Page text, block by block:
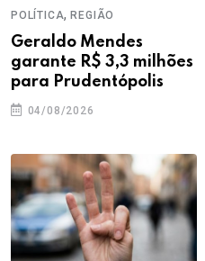
POLÍTICA,REGIÃO
Geraldo Mendes
garante R$ 3,3 milhões
para Prudentópolis
04/08/2026